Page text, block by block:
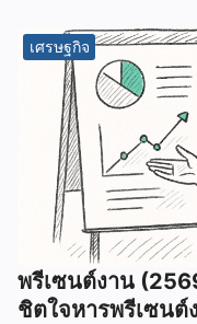
เศรษฐกิจ
พรีเซนต์งาน
ชิตใจหารพรีเซนต์